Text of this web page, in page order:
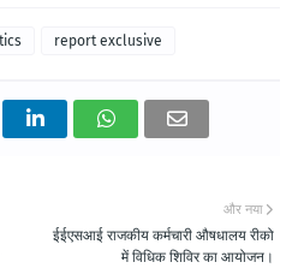
report exclusive
और नया
ईईएसआई राजकीय कर्मचारी औषधालय रीको
में विधिक शिविर का आयोजन।